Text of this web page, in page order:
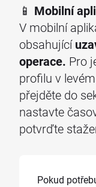
📱 Mobilní
V mobilní
obsahující
operace. Pro
profilu v
přejděte do
nastavte
potvrďte
Pokud